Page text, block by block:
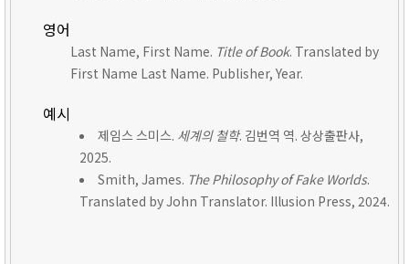
영어
Last Name, First Name. Title of Book. Translated by
First Name Last Name. Publisher, Year.
예시
제임스 스미스. 세계의 철학. 김번역 역. 상상출판사,
2025.
Smith, James. The Philosophy of Fake Worlds.
Translated by John Translator. Illusion Press, 2024.